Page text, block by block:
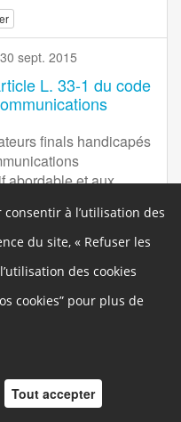
30 sept. 2015
L. 33-1 du code
finals handicapés
abordable et aux
utilisateurs finals. Un
d'application du
et celui des
n bis et n ter, et
aux a à
à l’utilisation des
du site, « Refuser les
des cookies
cookies” pour plus de
Tout accepter